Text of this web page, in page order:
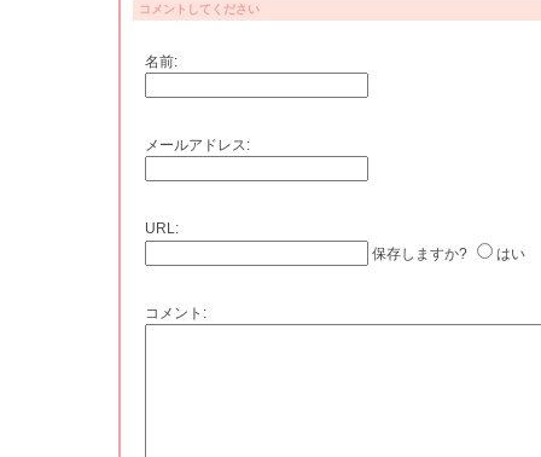
コメントしてください
名前:
メールアドレス:
URL:
保存しますか?
はい
コメント: